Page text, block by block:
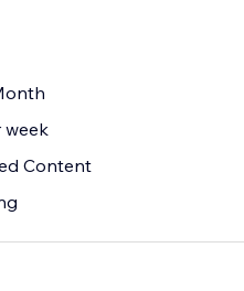
week
Content